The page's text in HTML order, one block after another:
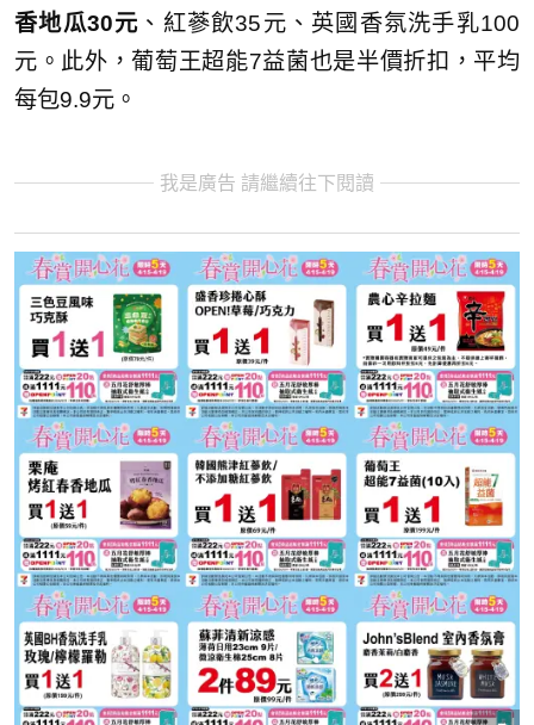
香地瓜30元 、紅蔘飲35元、英國香氛洗手乳100
元。此外，葡萄王超能7益菌也是半價折扣，平均
每包9.9元。
我是廣告 請繼續往下閱讀